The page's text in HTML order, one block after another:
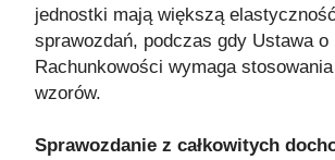
jednostki mają większą
sprawozdań, podczas gdy Ustawa o
Rachunkowości wymaga
wzorów.
Sprawozdanie z całkowitych